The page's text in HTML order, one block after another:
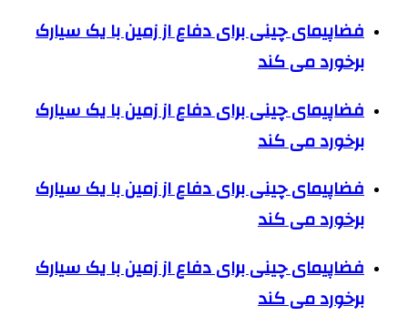
فضاپیمای چینی برای دفاع از زمین با یک سیارک
برخورد می کند
فضاپیمای چینی برای دفاع از زمین با یک سیارک
برخورد می کند
فضاپیمای چینی برای دفاع از زمین با یک سیارک
برخورد می کند
فضاپیمای چینی برای دفاع از زمین با یک سیارک
برخورد می کند